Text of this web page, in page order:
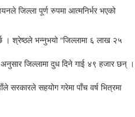
जिल्ला पूर्ण रुपमा आत्मनिर्भर भएको
श्रेष्ठले भन्नुभयो “जिल्लामा ६ लाख २५
जिल्लामा दुध दिने गाई ४९ हजार छन् ।
सहयोग गरेमा पाँच वर्ष भित्रमा